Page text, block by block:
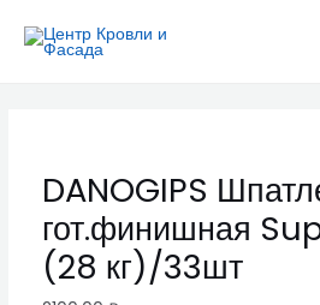
DANOGIPS
гот.финишная
(28 кг)/33шт
Шпатлевка
quantity